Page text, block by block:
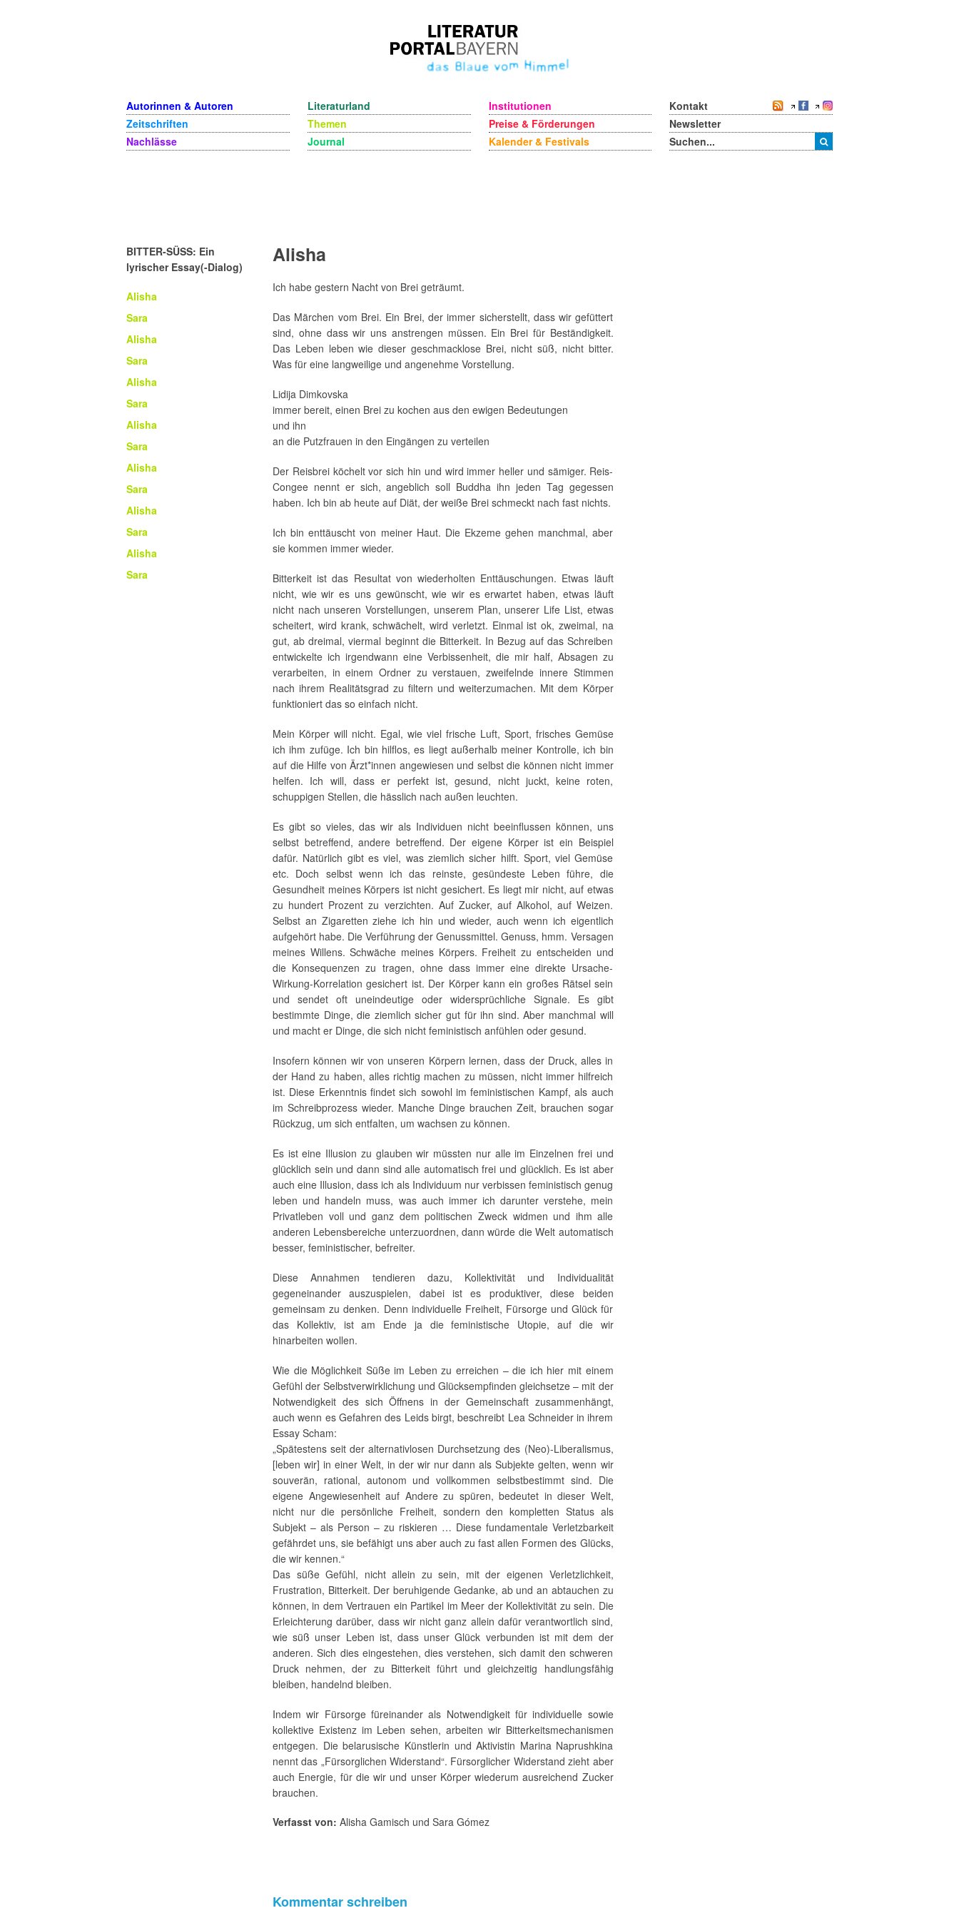
Autorinnen & Autoren
Zeitschriften
Nachlässe
Literaturland
Themen
Journal
Institutionen
Preise & Förderungen
Kalender & Festivals
Kontakt
Newsletter
BITTER-SÜSS: Ein
lyrischer Essay(-Dialog)
Alisha
Sara
Alisha
Sara
Alisha
Sara
Alisha
Sara
Alisha
Sara
Alisha
Sara
Alisha
Sara
Alisha
Ich habe gestern Nacht von Brei geträumt.
Das Märchen vom Brei. Ein Brei, der immer sicherstellt, dass wir gefüttert
sind, ohne dass wir uns anstrengen müssen. Ein Brei für Beständigkeit.
Das Leben leben wie dieser geschmacklose Brei, nicht süß, nicht bitter.
Was für eine langweilige und angenehme Vorstellung.
Lidija Dimkovska
immer bereit, einen Brei zu kochen aus den ewigen Bedeutungen
und ihn
an die Putzfrauen in den Eingängen zu verteilen
Der Reisbrei köchelt vor sich hin und wird immer heller und sämiger. Reis-
Congee nennt er sich, angeblich soll Buddha ihn jeden Tag gegessen
haben. Ich bin ab heute auf Diät, der weiße Brei schmeckt nach fast nichts.
Ich bin enttäuscht von meiner Haut. Die Ekzeme gehen manchmal, aber
sie kommen immer wieder.
Bitterkeit ist das Resultat von wiederholten Enttäuschungen. Etwas läuft
nicht, wie wir es uns gewünscht, wie wir es erwartet haben, etwas läuft
nicht nach unseren Vorstellungen, unserem Plan, unserer Life List, etwas
scheitert, wird krank, schwächelt, wird verletzt. Einmal ist ok, zweimal, na
gut, ab dreimal, viermal beginnt die Bitterkeit. In Bezug auf das Schreiben
entwickelte ich irgendwann eine Verbissenheit, die mir half, Absagen zu
verarbeiten, in einem Ordner zu verstauen, zweifelnde innere Stimmen
nach ihrem Realitätsgrad zu filtern und weiterzumachen. Mit dem Körper
funktioniert das so einfach nicht.
Mein Körper will nicht. Egal, wie viel frische Luft, Sport, frisches Gemüse
ich ihm zufüge. Ich bin hilflos, es liegt außerhalb meiner Kontrolle, ich bin
auf die Hilfe von Ärzt*innen angewiesen und selbst die können nicht immer
helfen. Ich will, dass er perfekt ist, gesund, nicht juckt, keine roten,
schuppigen Stellen, die hässlich nach außen leuchten.
Es gibt so vieles, das wir als Individuen nicht beeinflussen können, uns
selbst betreffend, andere betreffend. Der eigene Körper ist ein Beispiel
dafür. Natürlich gibt es viel, was ziemlich sicher hilft. Sport, viel Gemüse
etc. Doch selbst wenn ich das reinste, gesündeste Leben führe, die
Gesundheit meines Körpers ist nicht gesichert. Es liegt mir nicht, auf etwas
zu hundert Prozent zu verzichten. Auf Zucker, auf Alkohol, auf Weizen.
Selbst an Zigaretten ziehe ich hin und wieder, auch wenn ich eigentlich
aufgehört habe. Die Verführung der Genussmittel. Genuss, hmm. Versagen
meines Willens. Schwäche meines Körpers. Freiheit zu entscheiden und
die Konsequenzen zu tragen, ohne dass immer eine direkte Ursache-
Wirkung-Korrelation gesichert ist. Der Körper kann ein großes Rätsel sein
und sendet oft uneindeutige oder widersprüchliche Signale. Es gibt
bestimmte Dinge, die ziemlich sicher gut für ihn sind. Aber manchmal will
und macht er Dinge, die sich nicht feministisch anfühlen oder gesund.
Insofern können wir von unseren Körpern lernen, dass der Druck, alles in
der Hand zu haben, alles richtig machen zu müssen, nicht immer hilfreich
ist. Diese Erkenntnis findet sich sowohl im feministischen Kampf, als auch
im Schreibprozess wieder. Manche Dinge brauchen Zeit, brauchen sogar
Rückzug, um sich entfalten, um wachsen zu können.
Es ist eine Illusion zu glauben wir müssten nur alle im Einzelnen frei und
glücklich sein und dann sind alle automatisch frei und glücklich. Es ist aber
auch eine Illusion, dass ich als Individuum nur verbissen feministisch genug
leben und handeln muss, was auch immer ich darunter verstehe, mein
Privatleben voll und ganz dem politischen Zweck widmen und ihm alle
anderen Lebensbereiche unterzuordnen, dann würde die Welt automatisch
besser, feministischer, befreiter.
Diese Annahmen tendieren dazu, Kollektivität und Individualität
gegeneinander auszuspielen, dabei ist es produktiver, diese beiden
gemeinsam zu denken. Denn individuelle Freiheit, Fürsorge und Glück für
das Kollektiv, ist am Ende ja die feministische Utopie, auf die wir
hinarbeiten wollen.
Wie die Möglichkeit Süße im Leben zu erreichen – die ich hier mit einem
Gefühl der Selbstverwirklichung und Glücksempfinden gleichsetze – mit der
Notwendigkeit des sich Öffnens in der Gemeinschaft zusammenhängt,
auch wenn es Gefahren des Leids birgt, beschreibt Lea Schneider in ihrem
Essay Scham:
„Spätestens seit der alternativlosen Durchsetzung des (Neo)-Liberalismus,
[leben wir] in einer Welt, in der wir nur dann als Subjekte gelten, wenn wir
souverän, rational, autonom und vollkommen selbstbestimmt sind. Die
eigene Angewiesenheit auf Andere zu spüren, bedeutet in dieser Welt,
nicht nur die persönliche Freiheit, sondern den kompletten Status als
Subjekt – als Person – zu riskieren … Diese fundamentale Verletzbarkeit
gefährdet uns, sie befähigt uns aber auch zu fast allen Formen des Glücks,
die wir kennen.“
Das süße Gefühl, nicht allein zu sein, mit der eigenen Verletzlichkeit,
Frustration, Bitterkeit. Der beruhigende Gedanke, ab und an abtauchen zu
können, in dem Vertrauen ein Partikel im Meer der Kollektivität zu sein. Die
Erleichterung darüber, dass wir nicht ganz allein dafür verantwortlich sind,
wie süß unser Leben ist, dass unser Glück verbunden ist mit dem der
anderen. Sich dies eingestehen, dies verstehen, sich damit den schweren
Druck nehmen, der zu Bitterkeit führt und gleichzeitig handlungsfähig
bleiben, handelnd bleiben.
Indem wir Fürsorge füreinander als Notwendigkeit für individuelle sowie
kollektive Existenz im Leben sehen, arbeiten wir Bitterkeitsmechanismen
entgegen. Die belarusische Künstlerin und Aktivistin Marina Naprushkina
nennt das „Fürsorglichen Widerstand“. Fürsorglicher Widerstand zieht aber
auch Energie, für die wir und unser Körper wiederum ausreichend Zucker
brauchen.
Verfasst von: Alisha Gamisch und Sara Gómez
Kommentar schreiben